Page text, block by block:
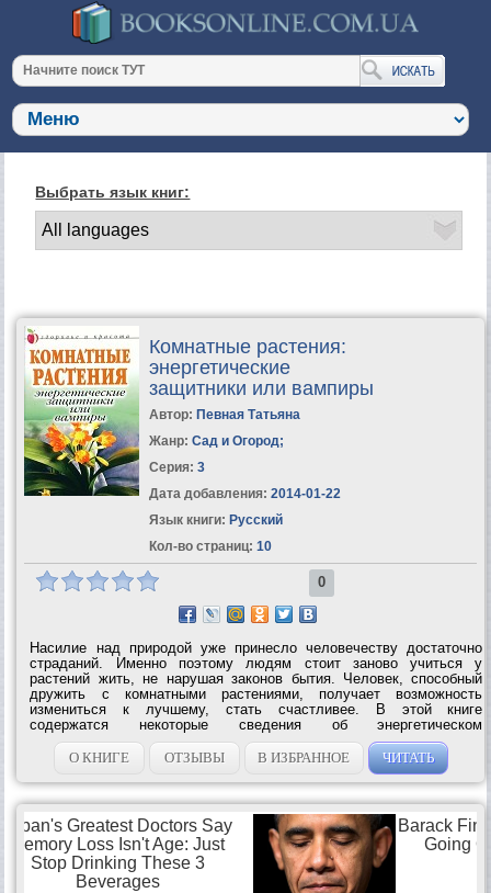
Выбрать язык книг:
Комнатные растения:
энергетические
защитники или вампиры
Автор: Певная Татьяна
Жанр: Сад и Огород;
Серия: 3
Дата добавления: 2014-01-22
Язык книги: Русский
Кол-во страниц: 10
0
Насилие над природой уже принесло человечеству достаточно
страданий. Именно поэтому людям стоит заново учиться у
растений жить, не нарушая законов бытия. Человек, способный
дружить с комнатными растениями, получает возможность
измениться к лучшему, стать счастливее. В этой книге
содержатся некоторые сведения об энергетическом
взаимодействии человека и комнатных растений, а также ряд
советов и рекомендаций по их приобретению и...
О КНИГЕ ОТЗЫВЫ В ИЗБРАННОЕ ЧИТАТЬ